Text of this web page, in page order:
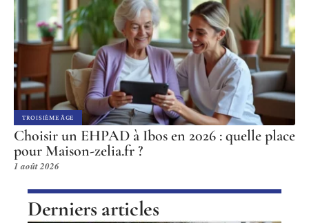
TROISIÈME ÂGE
Choisir un EHPAD à Ibos en 2026 : quelle place
pour Maison-zelia.fr ?
1 août 2026
Derniers articles